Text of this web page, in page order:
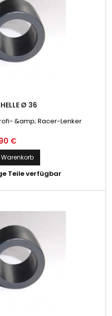
Ø 36
&amp; Racer-Lenker
€
Teile verfügbar